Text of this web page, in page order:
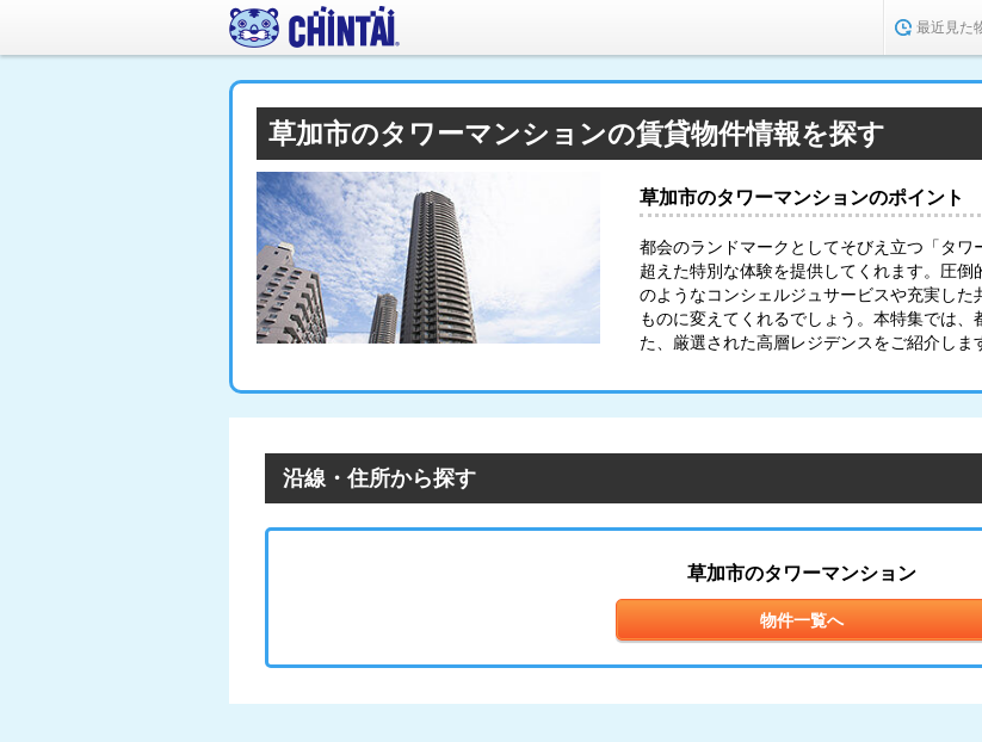
最近見た
草加市のタワーマンションの賃貸物件情報を探す
草加市のタワーマンションのポイント
都会のランドマークとしてそびえ立つ「タ
超えた特別な体験を提供してくれます。圧
のようなコンシェルジュサービスや充実し
ものに変えてくれるでしょう。本特集では
た、厳選された高層レジデンスをご紹介しま
沿線・住所から探す
草加市のタワーマンション
物件一覧へ